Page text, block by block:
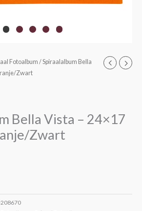
Fotoalbum / Spiraalalbum Bella
Zwart
Bella Vista – 24×17
Zwart